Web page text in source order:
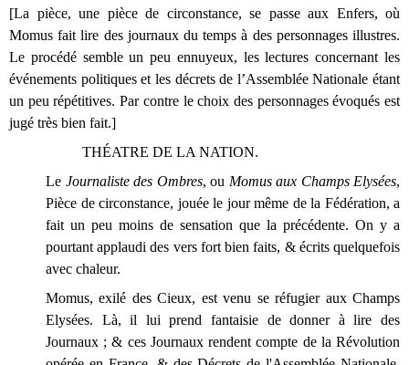
[La pièce, une pièce de circonstance, se passe aux Enfers, où
Momus fait lire des journaux du temps à des personnages illustres.
Le procédé semble un peu ennuyeux, les lectures concernant les
événements politiques et les décrets de l’Assemblée Nationale étant
un peu répétitives. Par contre le choix des personnages évoqués est
jugé très bien fait.]
THÉATRE DE LA NATION.
Le Journaliste des Ombres, ou Momus aux Champs Elysées,
Pièce de circonstance, jouée le jour même de la Fédération, a
fait un peu moins de sensation que la précédente. On y a
pourtant applaudi des vers fort bien faits, & écrits quelquefois
avec chaleur.
Momus, exilé des Cieux, est venu se réfugier aux Champs
Elysées. Là, il lui prend fantaisie de donner à lire des
Journaux ; & ces Journaux rendent compte de la Révolution